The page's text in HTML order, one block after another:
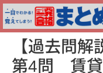
【過去問
第4問 賃貸